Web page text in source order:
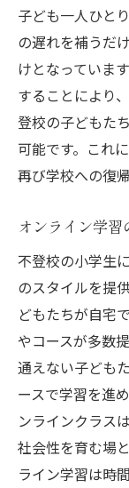
子ども一人ひと
の遅れを補うだ
けとなっていま
することにより
登校の子どもた
可能です。これ
再び学校への復
オンライン学習
不登校の小学生
のスタイルを提
どもたちが自宅
やコースが多数
通えない子ども
ースで学習を進
ンラインクラス
社会性を育む場
ライン学習は時